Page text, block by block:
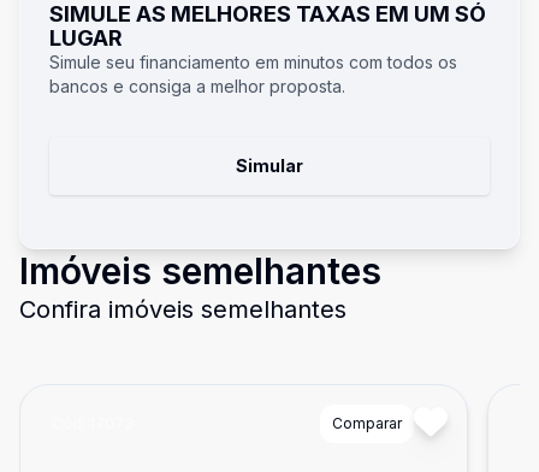
SIMULE AS MELHORES TAXAS EM UM SÓ
LUGAR
Simule seu financiamento em minutos com todos os
bancos e consiga a melhor proposta.
Simular
Imóveis semelhantes
Confira imóveis semelhantes
Comparar